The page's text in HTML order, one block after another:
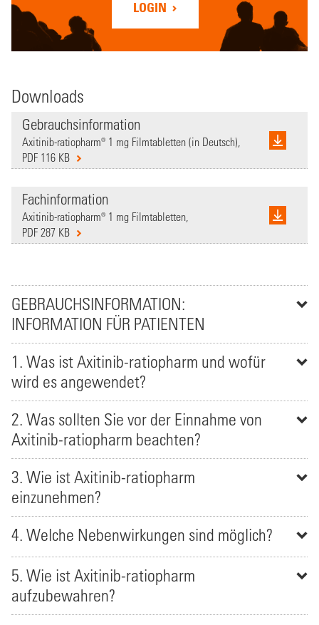
LOGIN
Downloads
Gebrauchsinformation
Axitinib-ratiopharm® 1 mg Filmtabletten (in Deutsch),
PDF 116 KB
Fachinformation
Axitinib-ratiopharm® 1 mg Filmtabletten,
PDF 287 KB
GEBRAUCHSINFORMATION:
INFORMATION FÜR PATIENTEN
1. Was ist Axitinib-ratiopharm und wofür
wird es angewendet?
2. Was sollten Sie vor der Einnahme von
Axitinib-ratiopharm beachten?
3. Wie ist Axitinib-ratiopharm
einzunehmen?
4. Welche Nebenwirkungen sind möglich?
5. Wie ist Axitinib-ratiopharm
aufzubewahren?